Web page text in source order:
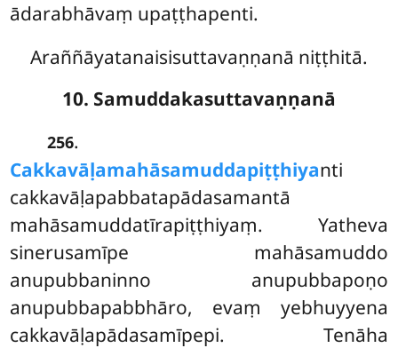
ādarabhāvaṃ upaṭṭhapenti.
Araññāyatanaisisuttavaṇṇanā niṭṭhitā.
10. Samuddakasuttavaṇṇanā
256.
Cakkavāḷamahāsamuddapiṭṭhiyanti
cakkavāḷapabbatapādasamantā
mahāsamuddatīrapiṭṭhiyaṃ. Yatheva
sinerusamīpe mahāsamuddo
anupubbaninno anupubbapoṇo
anupubbapabbhāro, evaṃ yebhuyyena
cakkavāḷapādasamīpepi. Tenāha